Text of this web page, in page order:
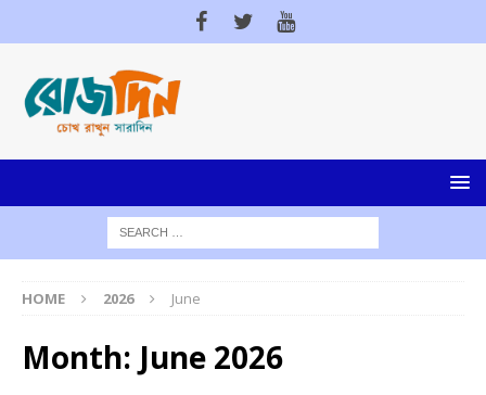
HOME 2026 June
Month: June 2026